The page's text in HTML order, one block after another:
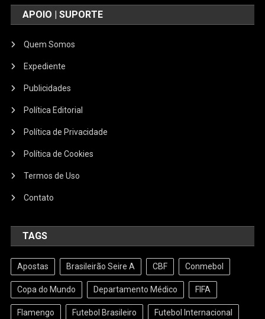
APOIO | SUPORTE
Quem Somos
Expediente
Publicidades
Política Editorial
Política de Privacidade
Política de Cookies
Termos de Uso
Contato
TAGS
Apostas Brasileirão Seire A CBF Conmebol
Copa do Mundo Departamento Médico FIFA
Flamengo Futebol Brasileiro Futebol Internacional